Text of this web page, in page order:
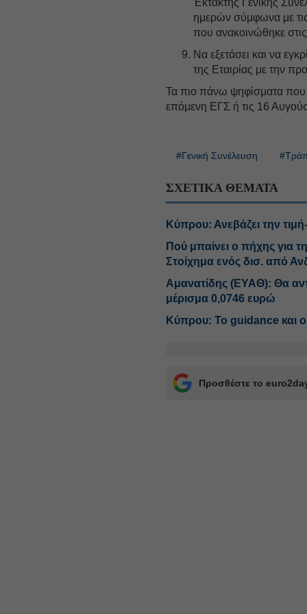
ημερών σύμφωνα με
που ανακοινώθηκε
Να εξετάσει και να
της Εταιρίας με την
Τα πιο πάνω ψηφίσματα που
επόμενη ΕΓΣ ή τις 16
#Γενική Συνέλευση
ΣΧΕΤΙΚΑ ΘΕΜΑΤΑ
Κύπρου: Ανεβάζει την
Πού μπαίνει ο πήχης για
Στοίχημα ενός δισ. από
Αμανατίδης (ΕΥΑΘ): Θα
μέρισμα 0,0746 ευρώ
Κύπρου: Το guidance και
Προσθέστε το